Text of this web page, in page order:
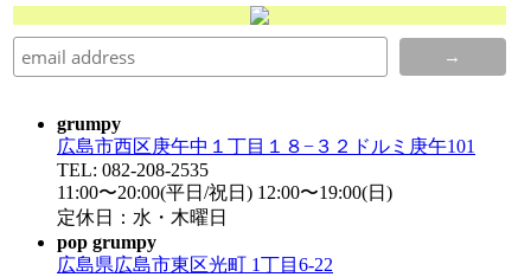
grumpy
広島市西区庚午中１丁目１８−３２ドルミ庚午101
TEL: 082-208-2535
11:00〜20:00(平日/祝日) 12:00〜19:00(日)
定休日：水・木曜日
pop grumpy
広島県広島市東区光町 1丁目6-22